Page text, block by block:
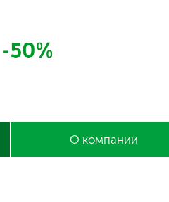
О компании